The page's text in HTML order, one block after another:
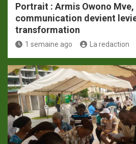
Portrait : Armis Owono Mve,
communication devient
transformation
1 semaine ago La redaction